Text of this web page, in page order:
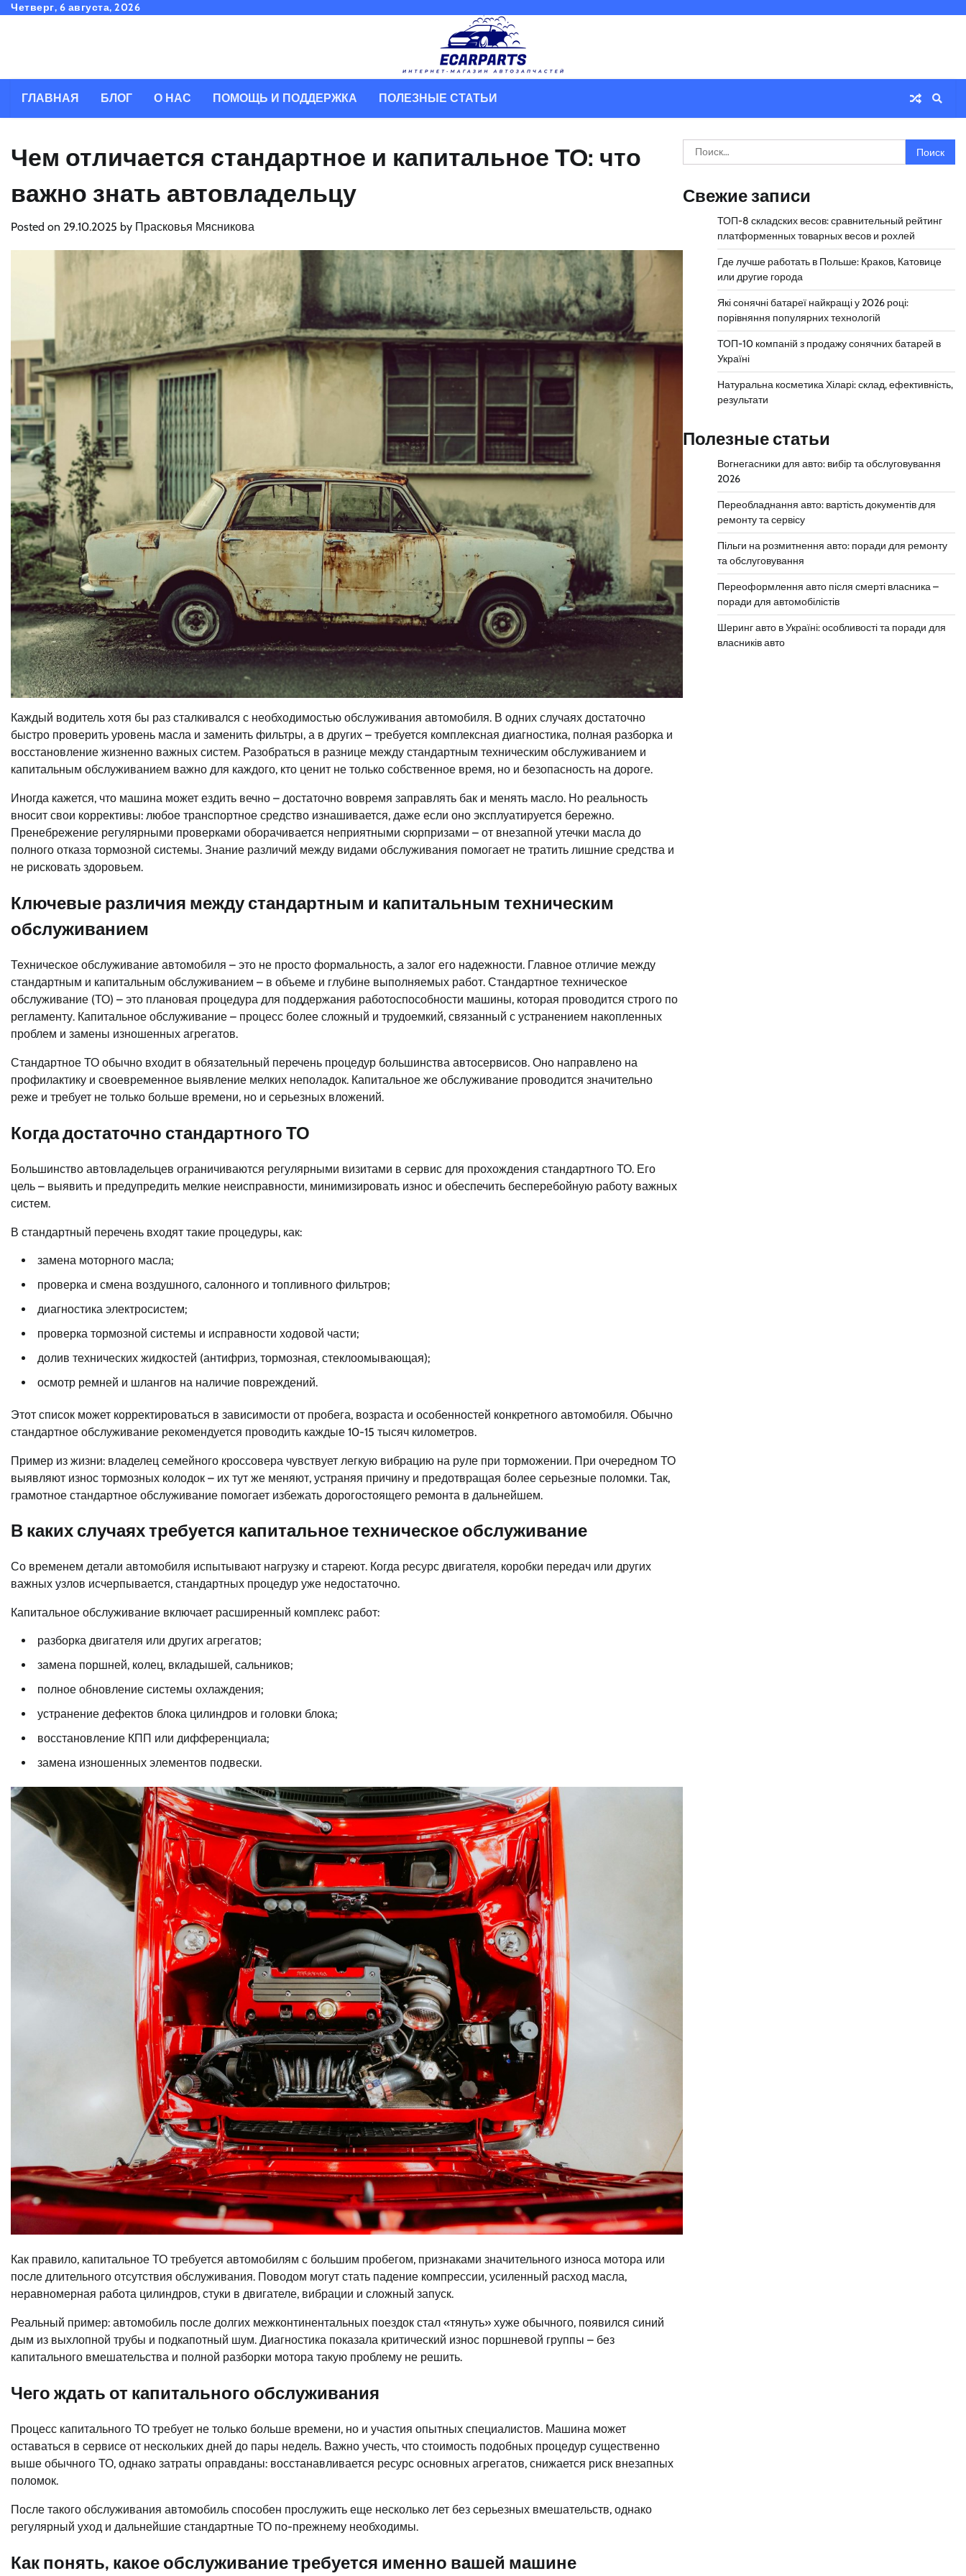
SkipЧетверг, 6 августа, 2026
ГЛАВНАЯ БЛОГ О НАС ПОМОЩЬ И ПОДДЕРЖКА ПОЛЕЗНЫЕ СТАТЬИ
Чем отличается стандартное и капитальное ТО: что
важно знать автовладельцу
Posted on 29.10.2025 by Прасковья Мясникова
Каждый водитель хотя бы раз сталкивался с необходимостью обслуживания автомобиля. В одних случаях достаточно
быстро проверить уровень масла и заменить фильтры, а в других – требуется комплексная диагностика, полная разборка и
восстановление жизненно важных систем. Разобраться в разнице между стандартным техническим обслуживанием и
капитальным обслуживанием важно для каждого, кто ценит не только собственное время, но и безопасность на дороге.
Иногда кажется, что машина может ездить вечно – достаточно вовремя заправлять бак и менять масло. Но реальность
вносит свои коррективы: любое транспортное средство изнашивается, даже если оно эксплуатируется бережно.
Пренебрежение регулярными проверками оборачивается неприятными сюрпризами – от внезапной утечки масла до
полного отказа тормозной системы. Знание различий между видами обслуживания помогает не тратить лишние средства и
не рисковать здоровьем.
Ключевые различия между стандартным и капитальным техническим
обслуживанием
Техническое обслуживание автомобиля – это не просто формальность, а залог его надежности. Главное отличие между
стандартным и капитальным обслуживанием – в объеме и глубине выполняемых работ. Стандартное техническое
обслуживание (ТО) – это плановая процедура для поддержания работоспособности машины, которая проводится строго по
регламенту. Капитальное обслуживание – процесс более сложный и трудоемкий, связанный с устранением накопленных
проблем и замены изношенных агрегатов.
Стандартное ТО обычно входит в обязательный перечень процедур большинства автосервисов. Оно направлено на
профилактику и своевременное выявление мелких неполадок. Капитальное же обслуживание проводится значительно
реже и требует не только больше времени, но и серьезных вложений.
Когда достаточно стандартного ТО
Большинство автовладельцев ограничиваются регулярными визитами в сервис для прохождения стандартного ТО. Его
цель – выявить и предупредить мелкие неисправности, минимизировать износ и обеспечить бесперебойную работу важных
систем.
В стандартный перечень входят такие процедуры, как:
замена моторного масла;
проверка и смена воздушного, салонного и топливного фильтров;
диагностика электросистем;
проверка тормозной системы и исправности ходовой части;
долив технических жидкостей (антифриз, тормозная, стеклоомывающая);
осмотр ремней и шлангов на наличие повреждений.
Этот список может корректироваться в зависимости от пробега, возраста и особенностей конкретного автомобиля. Обычно
стандартное обслуживание рекомендуется проводить каждые 10-15 тысяч километров.
Пример из жизни: владелец семейного кроссовера чувствует легкую вибрацию на руле при торможении. При очередном ТО
выявляют износ тормозных колодок – их тут же меняют, устраняя причину и предотвращая более серьезные поломки. Так,
грамотное стандартное обслуживание помогает избежать дорогостоящего ремонта в дальнейшем.
В каких случаях требуется капитальное техническое обслуживание
Со временем детали автомобиля испытывают нагрузку и стареют. Когда ресурс двигателя, коробки передач или других
важных узлов исчерпывается, стандартных процедур уже недостаточно.
Капитальное обслуживание включает расширенный комплекс работ:
разборка двигателя или других агрегатов;
замена поршней, колец, вкладышей, сальников;
полное обновление системы охлаждения;
устранение дефектов блока цилиндров и головки блока;
восстановление КПП или дифференциала;
замена изношенных элементов подвески.
Как правило, капитальное ТО требуется автомобилям с большим пробегом, признаками значительного износа мотора или
после длительного отсутствия обслуживания. Поводом могут стать падение компрессии, усиленный расход масла,
неравномерная работа цилиндров, стуки в двигателе, вибрации и сложный запуск.
Реальный пример: автомобиль после долгих межконтинентальных поездок стал «тянуть» хуже обычного, появился синий
дым из выхлопной трубы и подкапотный шум. Диагностика показала критический износ поршневой группы – без
капитального вмешательства и полной разборки мотора такую проблему не решить.
Чего ждать от капитального обслуживания
Процесс капитального ТО требует не только больше времени, но и участия опытных специалистов. Машина может
оставаться в сервисе от нескольких дней до пары недель. Важно учесть, что стоимость подобных процедур существенно
выше обычного ТО, однако затраты оправданы: восстанавливается ресурс основных агрегатов, снижается риск внезапных
поломок.
После такого обслуживания автомобиль способен прослужить еще несколько лет без серьезных вмешательств, однако
регулярный уход и дальнейшие стандартные ТО по-прежнему необходимы.
Как понять, какое обслуживание требуется именно вашей машине
Найти:
Свежие записи
ТОП-8 складских весов: сравнительный рейтинг
платформенных товарных весов и рохлей
Где лучше работать в Польше: Краков, Катовице
или другие города
Які сонячні батареї найкращі у 2026 році:
порівняння популярних технологій
ТОП-10 компаній з продажу сонячних батарей в
Україні
Натуральна косметика Хіларі: склад, ефективність,
результати
Полезные статьи
Вогнегасники для авто: вибір та обслуговування
2026
Переобладнання авто: вартість документів для
ремонту та сервісу
Пільги на розмитнення авто: поради для ремонту
та обслуговування
Переоформлення авто після смерті власника –
поради для автомобілістів
Шеринг авто в Україні: особливості та поради для
власників авто